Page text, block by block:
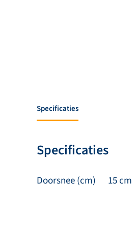
Specificaties
Specificaties
Doorsnee (cm) 15 cm